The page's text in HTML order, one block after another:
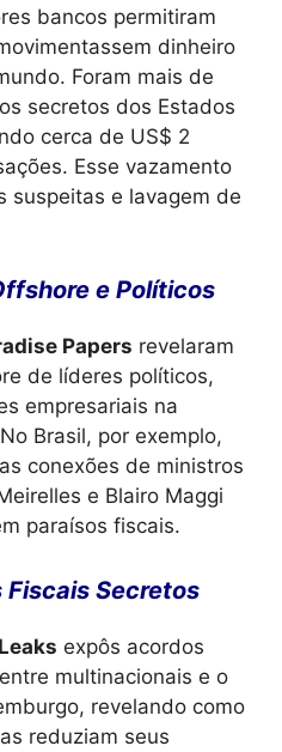
bancos permitiram
dinheiro
Foram mais de
secretos dos Estados
cerca de US$ 2
Esse vazamento
suspeitas e lavagem de
e Políticos
Papers revelaram
de líderes políticos,
empresariais na
Brasil, por exemplo,
conexões de ministros
e Blairo Maggi
paraísos fiscais.
Fiscais Secretos
expôs acordos
multinacionais e o
revelando como
reduziam seus